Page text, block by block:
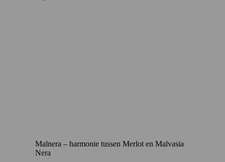
Malnera – harmonie tussen Merlot en Malvasia
Nera